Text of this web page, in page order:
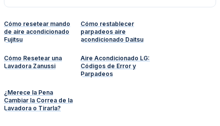
Cómo resetear mando
de aire acondicionado
Fujitsu
Cómo restablecer
parpadeos aire
acondicionado Daitsu
Cómo Resetear una
Lavadora Zanussi
Aire Acondicionado LG:
Códigos de Error y
Parpadeos
¿Merece la Pena
Cambiar la Correa de la
Lavadora o Tirarla?